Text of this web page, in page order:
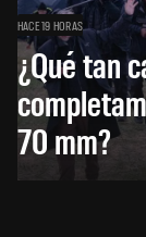
HACE 19 HORAS
¿Qué tan
70 mm?